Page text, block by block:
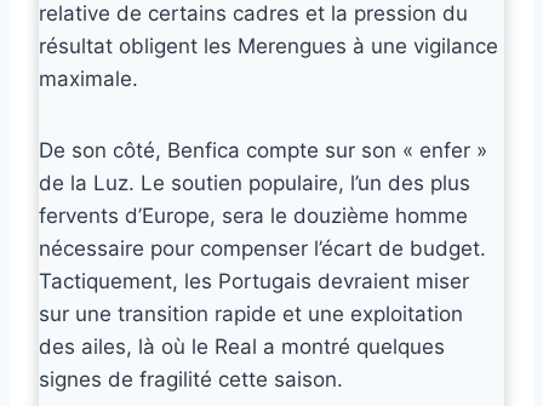
relative de certains cadres et la pression du
résultat obligent les Merengues à une vigilance
maximale.
De son côté, Benfica compte sur son « enfer »
de la Luz. Le soutien populaire, l’un des plus
fervents d’Europe, sera le douzième homme
nécessaire pour compenser l’écart de budget.
Tactiquement, les Portugais devraient miser
sur une transition rapide et une exploitation
des ailes, là où le Real a montré quelques
signes de fragilité cette saison.